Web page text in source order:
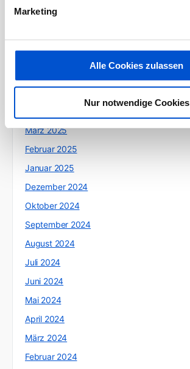
Marketing
Alle Cookies zulassen
Nur notwendige Cookies
November 2025
März 2025
Februar 2025
Januar 2025
Dezember 2024
Oktober 2024
September 2024
August 2024
Juli 2024
Juni 2024
Mai 2024
April 2024
März 2024
Februar 2024